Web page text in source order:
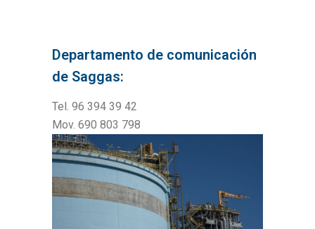
Departamento de comunicación
de Saggas:
Tel. 96 394 39 42
Mov. 690 803 798